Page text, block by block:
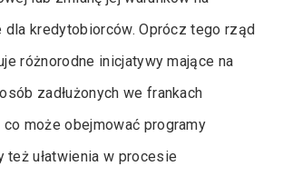
kredytobiorców. Oprócz tego rząd
różnorodne inicjatywy mające na
zadłużonych we frankach
może obejmować programy
też ułatwienia w procesie